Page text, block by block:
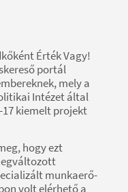
Érték Vagy!
portál
mely a
Intézet által
17 kiemelt projekt
hogy ezt
munkaerő-
volt elérhető a